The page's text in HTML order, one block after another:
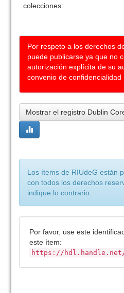
colecciones:
Por respeto a los derechos
puede publicarse ya que no
autorización explícita de su
convenio de confidencialidad
Mostrar el registro Dublin
Los ítems de RIUdeG están
con todos los derechos
indique lo contrario.
Por favor, use este
este ítem:
https://hdl.handle.net/